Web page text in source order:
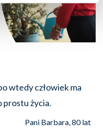
wtedy człowiek ma
prostu życia.
Pani Barbara, 80 lat